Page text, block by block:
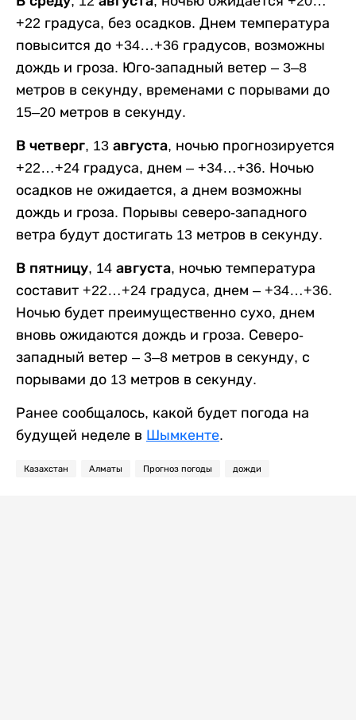
+22 градуса, без осадков. Днем температура
повысится до +34…+36 градусов, возможны
дождь и гроза. Юго-западный ветер – 3–8
метров в секунду, временами с порывами до
15–20 метров в секунду.
В четверг, 13 августа, ночью прогнозируется
+22…+24 градуса, днем – +34…+36. Ночью
осадков не ожидается, а днем возможны
дождь и гроза. Порывы северо-западного
ветра будут достигать 13 метров в секунду.
В пятницу, 14 августа, ночью температура
составит +22…+24 градуса, днем – +34…+36.
Ночью будет преимущественно сухо, днем
вновь ожидаются дождь и гроза. Северо-
западный ветер – 3–8 метров в секунду, с
порывами до 13 метров в секунду.
Ранее сообщалось, какой будет погода на
будущей неделе в Шымкенте.
Казахстан Алматы Прогноз погоды дожди